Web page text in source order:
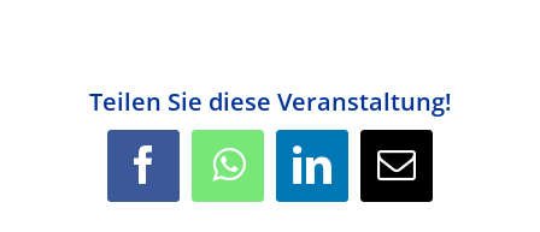
Teilen Sie diese Veranstaltung!
Facebook WhatsApp LinkedIn
E-